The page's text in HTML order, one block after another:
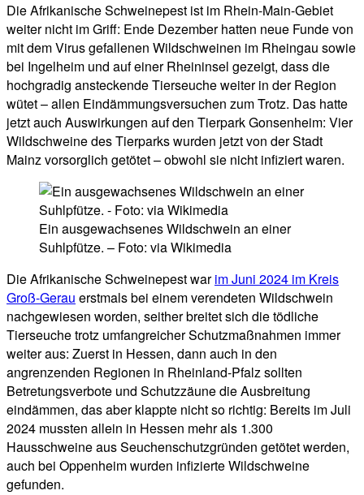
Die Afrikanische Schweinepest ist im Rhein-Main-Gebiet
weiter nicht im Griff: Ende Dezember hatten neue Funde von
mit dem Virus gefallenen Wildschweinen im Rheingau sowie
bei Ingelheim und auf einer Rheininsel gezeigt, dass die
hochgradig ansteckende Tierseuche weiter in der Region
wütet – allen Eindämmungsversuchen zum Trotz. Das hatte
jetzt auch Auswirkungen auf den Tierpark Gonsenheim: Vier
Wildschweine des Tierparks wurden jetzt von der Stadt
Mainz vorsorglich getötet – obwohl sie nicht infiziert waren.
Ein ausgewachsenes Wildschwein an einer
Suhlpfütze. – Foto: via Wikimedia
Die Afrikanische Schweinepest warim Juni 2024 im Kreis
Groß-Gerau erstmals bei einem verendeten Wildschwein
nachgewiesen worden, seither breitet sich die tödliche
Tierseuche trotz umfangreicher Schutzmaßnahmen immer
weiter aus: Zuerst in Hessen, dann auch in den
angrenzenden Regionen in Rheinland-Pfalz sollten
Betretungsverbote und Schutzzäune die Ausbreitung
eindämmen, das aber klappte nicht so richtig: Bereits im Juli
2024 mussten allein in Hessen mehr als 1.300
Hausschweine aus Seuchenschutzgründen getötet werden,
auch bei Oppenheim wurden infizierte Wildschweine
gefunden.